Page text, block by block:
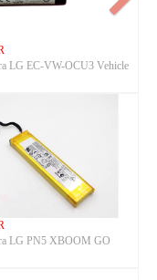
LG EC-VW-OCU3 Vehicle
LG PN5 XBOOM GO